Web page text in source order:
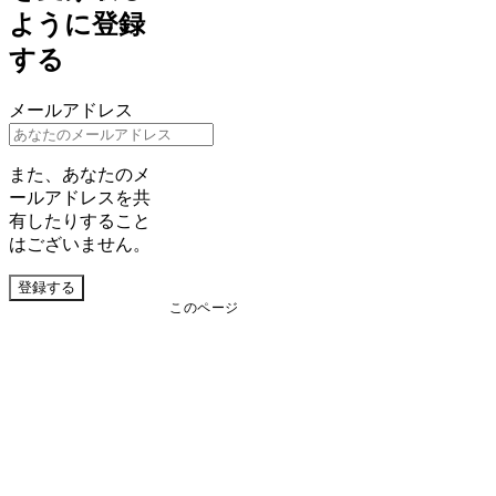
このページ
ように登録
する
メールアドレス
また、あなたのメ
ールアドレスを共
有したりすること
はございません。
登録する